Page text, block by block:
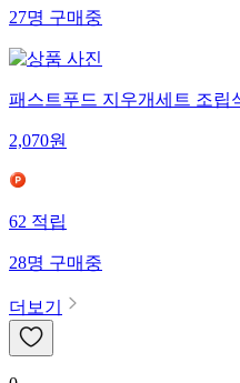
27명구매중
패스트푸드 지우개세트 조립
2,070원
62적립
28명구매중
더보기